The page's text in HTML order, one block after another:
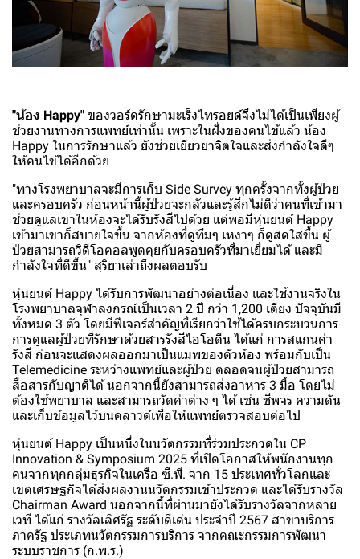
"น้อง Happy" ของวอร์ดรักษามะเร็งไทรอยด์จึงไม่ได้เป็นเพียงผู้
ช่วยงานทางการแพทย์เท่านั้น เพราะในฝั่งของคนไข้แล้ว น้อง
Happy ในการรักษาแล้ว ยังช่วยเยียวยาจิตใจและส่งกำลังใจดีๆ
ให้คนไข้ได้อีกด้วย
"ทางโรงพยาบาลจะมีการเก็บ Side Survey ทุกครั้งจากทั้งผู้ป่วย
และครอบครัว ก่อนหน้านี้ผู้ป่วยจะกลัวและรู้สึกไม่ดีว่าคนที่เข้ามา
ช่วยดูแลเขาในห้องจะได้รับรังสีไปด้วย แต่พอมีหุ่นยนต์ Happy
เข้ามาเขาก็สบายใจขึ้น จากห้องที่ดูทึมๆ เหงาๆ ก็ดูสดใสขึ้น ผู้
ป่วยสามารถวิดีโอคอลพูดคุยกับครอบครัวที่มาเยี่ยมได้ และมี
กำลังใจที่ดีขึ้น" สุริยาเล่าถึงผลตอบรับ
หุ่นยนต์ Happy ได้รับการพัฒนาอย่างต่อเนื่อง และใช้งานจริงใน
โรงพยาบาลจุฬาลงกรณ์เป็นเวลา 2 ปี กว่า 1,200 เตียง ปัจจุบันมี
ทั้งหมด 3 ตัว โดยมีฟีเจอร์สำคัญที่เรียกว่าใช้ได้ครบกระบวนการ
การดูแลผู้ป่วยที่รักษาด้วยสารรังสีไอโอดีน ได้แก่ การสแกนค่า
รังสี ก่อนจะแสดงผลออกมาเป็นแมพของตัวห้อง พร้อมกับเป็น
Telemedicine ระหว่างแพทย์และผู้ป่วย ตลอดจนผู้ป่วยสามารถ
สื่อสารกับญาติได้ นอกจากนี้ยังสามารถส่งอาหาร 3 มื้อ โดยไม่
ต้องใช้พยาบาล และสามารถวัดค่าต่าง ๆ ได้ เช่น ชีพจร ความดัน
และเก็บข้อมูลไว้บนคลาวด์เพื่อให้แพทย์ตรวจสอบต่อไป
หุ่นยนต์ Happy เป็นหนึ่งในนวัตกรรมที่ร่วมประกวดใน CP
Innovation & Symposium 2025 ที่เปิดโอกาสให้พนักงานทุก
คนจากทุกกลุ่มธุรกิจในเครือ ซี.พี. จาก 15 ประเทศทั่วโลกและ
เขตเศรษฐกิจได้ส่งผลงานนวัตกรรมเข้าประกวด และได้รับรางวัล
Chairman Award นอกจากนี้ที่ผ่านมายังได้รับรางวัลจากหลาย
เวที ได้แก่ รางวัลเลิศรัฐ ระดับดีเด่น ประจำปี 2567 สาขาบริการ
ภาครัฐ ประเภทนวัตกรรมการบริการ จากคณะกรรมการพัฒนา
ระบบราชการ (ก.พ.ร.)